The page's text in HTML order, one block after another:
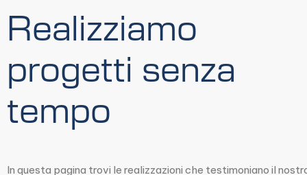
Realizziamo
progetti senza
tempo
In questa pagina trovi le realizzazioni che testimoniano il